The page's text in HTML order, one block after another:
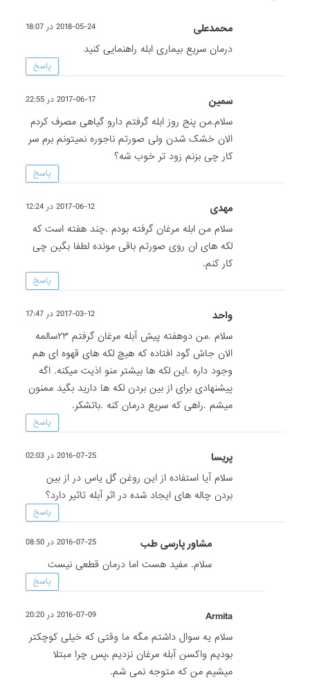
محمدعلی 2018-05-24 در 18:07
درمان سریع بیماری ابله راهنمایی کنید
پاسخ
سمین 2017-06-17 در 22:55
سلام.من پنج روز ابله گرفتم دارو گیاهی مصرف کردم
الان خشک شدن ولی صورتم ناجوره نمیتونم برم سر
کار چی بزنم زود تر خوب شه؟
پاسخ
مهدی 2017-06-12 در 12:24
سلام من ابله مرغان گرفته بودم .چند هفته است که
لکه های ان روی صورتم باقی مونده لطفا بگین چی
کار کنم.
پاسخ
واحد 2017-03-12 در 17:47
سلام .من دوهفته پیش آبله مرغان گرفتم ۲۳سالمه
الان جاش گود افتاده که هیچ لکه های قهوه ای هم
وجود داره .این لکه ها بیشتر منو اذیت میکنه. اگه
پیشنهادی برای از بین بردن لکه ها دارید بگید ممنون
میشم .راهی که سریع درمان کنه .باتشکر.
پاسخ
پریسا 2016-07-25 در 02:03
سلام آیا استفاده از این روغن گل یاس در از بین
بردن چاله های ایجاد شده در اثر آبله تاثیر دارد؟
پاسخ
مشاور پارسی طب 2016-07-25 در 08:50
سلام. مفید هست اما درمان قطعی نیست
پاسخ
Armita 2016-07-09 در 20:20
سلام یه سوال داشتم مگه ما وقتی که خیلی کوچکتر
بودیم واکسن آبله مرغان نزدیم ،پس چرا مبتلا
میشیم من که متوجه نمی شم.